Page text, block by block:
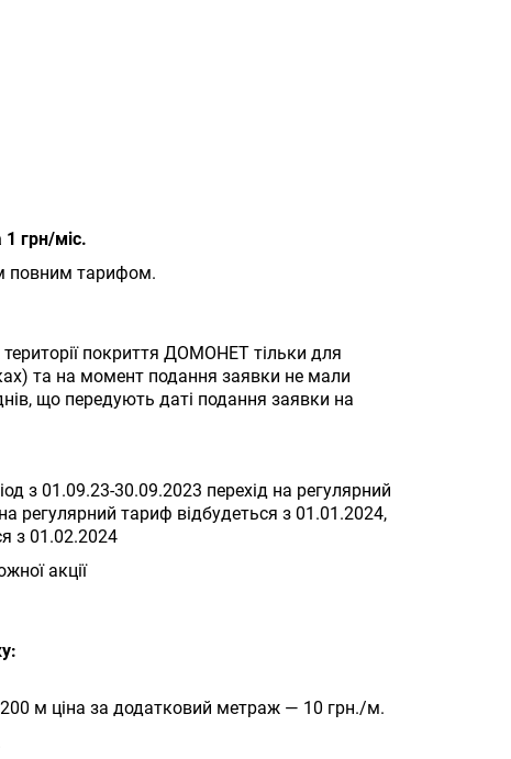
1 грн/міс.
повним тарифом.
покриття ДОМОНЕТ тільки для
та на момент подання заявки не мали
що передують даті подання заявки на
з 01.09.23-30.09.2023 перехід на регулярний
регулярний тариф відбудеться з 01.01.2024,
з 01.02.2024
акції
200 м ціна за додатковий метраж — 10 грн./м.